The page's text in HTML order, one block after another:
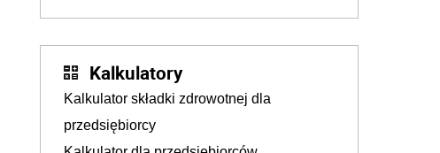
Kalkulatory
Kalkulator składki zdrowotnej dla
przedsiębiorcy